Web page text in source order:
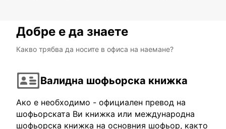
Добре е да знаете
Какво трябва да носите в офиса на наемане?
Валидна шофьорска книжка
Ако е необходимо - официален превод на
шофьорската Ви книжка или международна
шофьорска книжка на основния шофьор, както